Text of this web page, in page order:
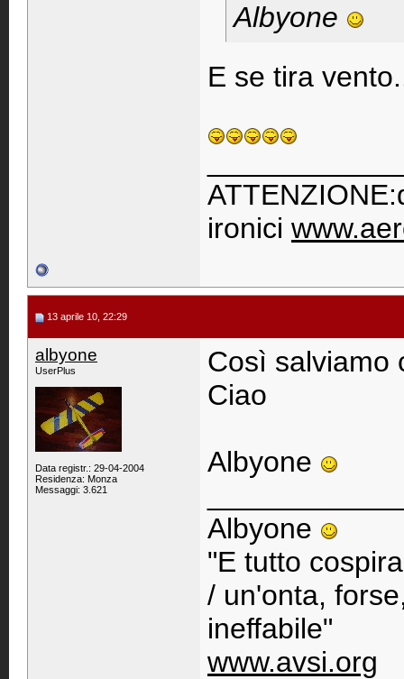
Albyone
E se tira
ironici
13 aprile 10, 22:29
albyone
UserPlus
Data registr.: 29-04-2004
Residenza: Monza
Messaggi: 3.621
Così salviamo
Ciao
Albyone
Albyone
"E tutto
/ un'onta,
ineffabile"
www.avsi.org